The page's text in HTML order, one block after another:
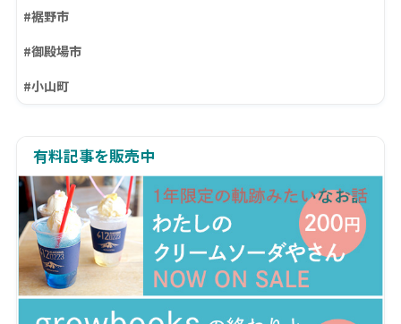
#裾野市
#御殿場市
#小山町
有料記事を販売中